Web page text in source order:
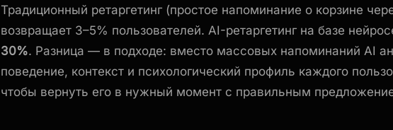
Традиционный ретаргетинг (простое напоминание о корзине
возвращает 3–5% пользователей. AI-ретаргетинг на базе
30%. Разница — в подходе: вместо массовых напоминаний AI
поведение, контекст и психологический профиль каждого
чтобы вернуть его в нужный момент с правильным